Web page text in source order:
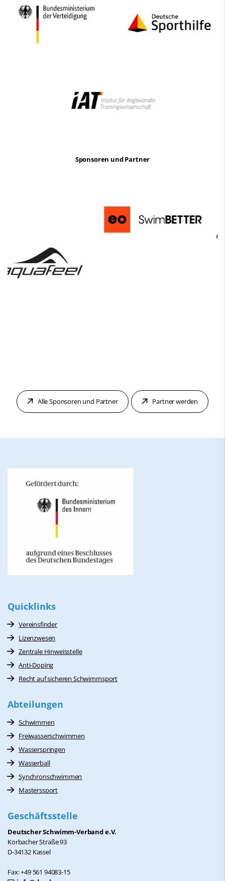
Sponsoren und Partner
Alle Sponsoren und Partner Partner werden
Quicklinks
Vereinsfinder
Lizenzwesen
Zentrale Hinweisstelle
Anti-Doping
Recht auf sicheren Schwimmsport
Abteilungen
Schwimmen
Freiwasserschwimmen
Wasserspringen
Wasserball
Synchronschwimmen
Masterssport
Geschäftsstelle
Deutscher Schwimm-Verband e.V.
Korbacher Straße 93
D-34132 Kassel
Fax: +49 561 94083-15